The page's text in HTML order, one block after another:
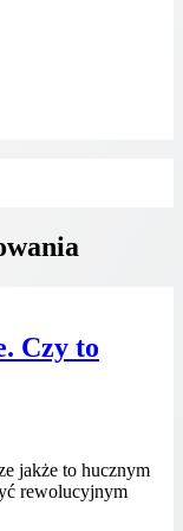
Czy to
jakże to hucznym
rewolucyjnym